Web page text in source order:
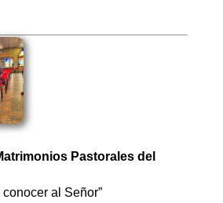
Pastorales del
al Señor”